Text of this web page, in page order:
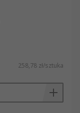
258,78 zł/sztuka